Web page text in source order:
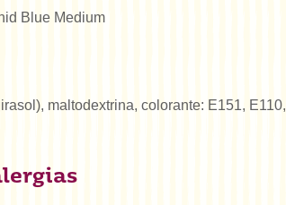
Blue Medium
maltodextrina, colorante: E151, E110,